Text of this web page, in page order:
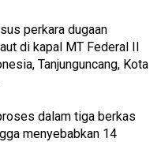
perkara dugaan
di kapal MT Federal II
Tanjunguncang, Kota
dalam tiga berkas
menyebabkan 14